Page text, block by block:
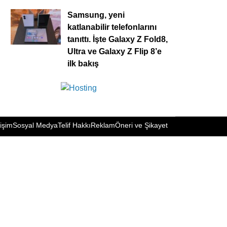
Samsung, yeni
katlanabilir telefonlarını
tanıttı. İşte Galaxy Z Fold8,
Ultra ve Galaxy Z Flip 8’e
ilk bakış
Sosyal MedyaTelif HakkıReklamÖneri ve Şikayet